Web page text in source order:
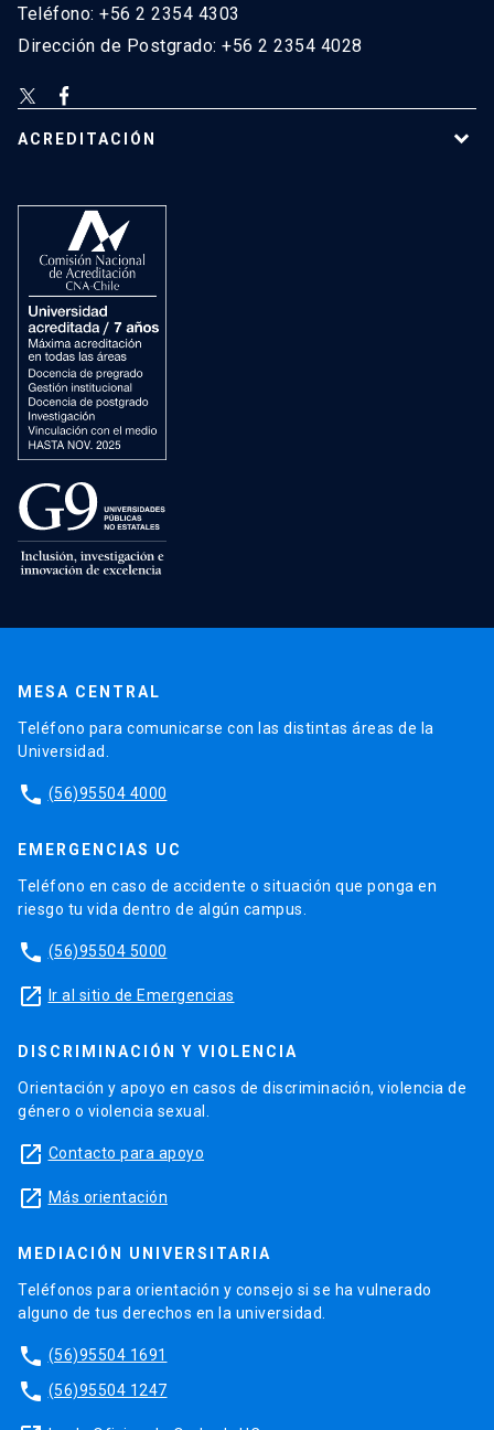
Teléfono: +56 2 2354 4303
Dirección de Postgrado: +56 2 2354 4028
ACREDITACIÓN
MESA CENTRAL
Teléfono para comunicarse con las distintas áreas de la
Universidad.
phone (56)95504 4000
EMERGENCIAS UC
Teléfono en caso de accidente o situación que ponga en
riesgo tu vida dentro de algún campus.
phone (56)95504 5000
launch Ir al sitio de Emergencias
DISCRIMINACIÓN Y VIOLENCIA
Orientación y apoyo en casos de discriminación, violencia de
género o violencia sexual.
launch Contacto para apoyo
launch Más orientación
MEDIACIÓN UNIVERSITARIA
Teléfonos para orientación y consejo si se ha vulnerado
alguno de tus derechos en la universidad.
phone (56)95504 1691
phone (56)95504 1247